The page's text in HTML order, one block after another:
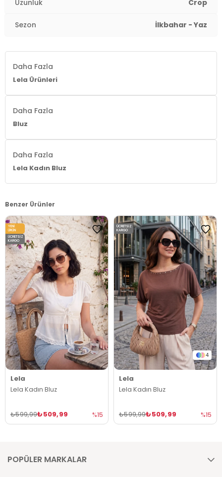
Kalınlık:
Yaş Grubu:
Detaylar:Fırfırlı
2DY5865015.150
Uzunluk Crop
Sezon İlkbahar - Yaz
Daha Fazla
Lela Ürünleri
Daha Fazla
Bluz
Daha Fazla
Lela Kadın Bluz
Benzer Ürünler
Lela
Lela Kadın Bluz
₺509,99
₺599,99 %15
YENI
ÜRÜN
ÜCRETSIZ
KARGO
4
Lela
Lela Kadın Bluz
₺509,99
₺599,99 %15
ÜCRETSIZ
KARGO
POPÜLER MARKALAR